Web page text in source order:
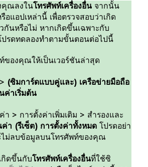
คุณลงในโทรศัพท์เครื่องอื่น จากนั้น
รือแอปเหล่านี้ เพื่อตรวจสอบว่าเกิด
กันหรือไม่ หากเกิดขึ้นเฉพาะกับ
ปรดทดลองทำตามขั้นตอนต่อไปนี้
ของคุณให้เป็นเวอร์ชันล่าสุด
> (ซิมการ์ดแบบคู่และ) เครือข่ายมือถือ
ค่าเริ่มต้น
า > การตั้งค่าเพิ่มเติม > สำรองและ
า (รีเซ็ต) การตั้งค่าทั้งหมดโปรดอย่า
ม่ลบข้อมูลบนโทรศัพท์ของคุณ
กิดขึ้นกับโทรศัพท์เครื่องอื่นที่ใช้ซิ